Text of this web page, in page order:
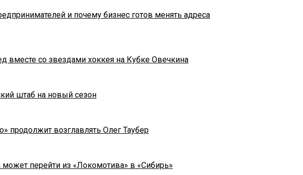
и почему бизнес готов менять адреса
вместе со звездами хоккея на Кубке Овечкина
штаб на новый сезон
продолжит возглавлять Олег Таубер
может перейти из «Локомотива» в «Сибирь»